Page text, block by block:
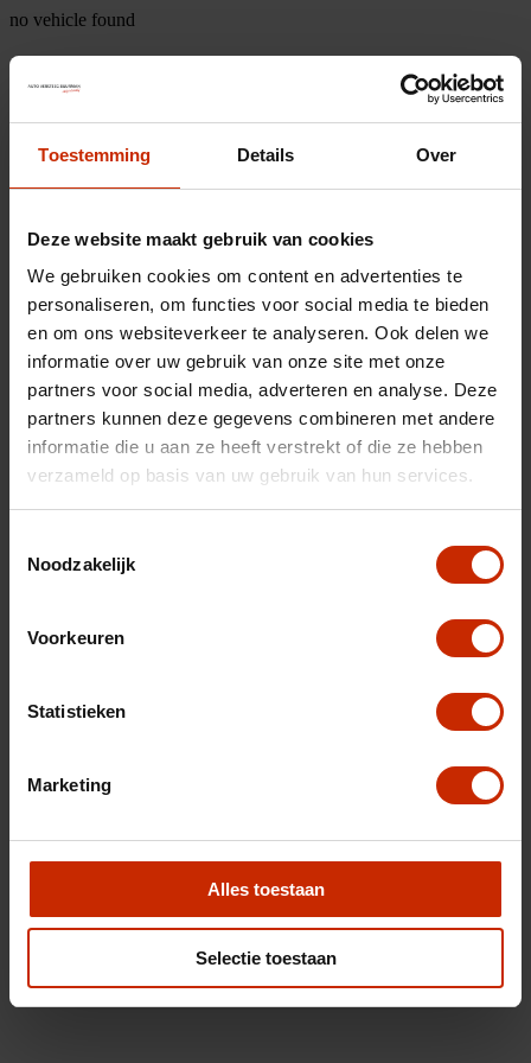
Toestemming Details Over
Deze website maakt gebruik van cookies
We gebruiken cookies om content en advertenties te
personaliseren, om functies voor social media te bieden
en om ons websiteverkeer te analyseren. Ook delen we
informatie over uw gebruik van onze site met onze
partners voor social media, adverteren en analyse. Deze
partners kunnen deze gegevens combineren met andere
informatie die u aan ze heeft verstrekt of die ze hebben
verzameld op basis van uw gebruik van hun services.
Noodzakelijk
Voorkeuren
Statistieken
Marketing
Alles toestaan
Selectie toestaan
no vehicle found